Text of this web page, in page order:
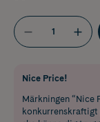
Nice Price!
Märkningen “Nice